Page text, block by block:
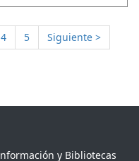
4 5
Siguiente >
y Bibliotecas